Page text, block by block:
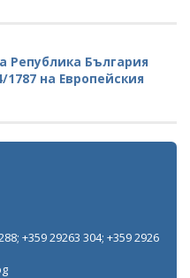
Република България
1787 на Европейския
+359 29263 304; +359 2926